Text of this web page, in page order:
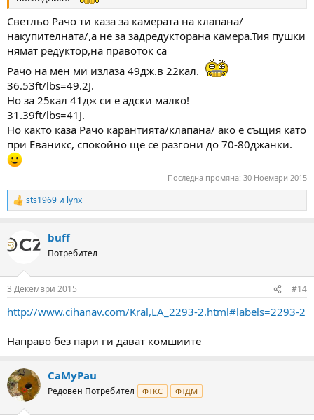
Светльо Рачо ти каза за камерата на клапана/
накупителната/,а не за задредукторана камера.Тия пушки
нямат редуктор,на правоток са
Рачо на мен ми излаза 49дж.в 22кал.
36.53ft/lbs=49.2J.
Но за 25кал 41дж си е адски малко!
31.39ft/lbs=41J.
Но както каза Рачо карантията/клапана/ ако е същия като
при Еваникс, спокойно ще се разгони до 70-80джанки.
Последна промяна: 30 Ноември 2015
R
e
c
t
s
sts1969 и lynx
buff
Потребител
3 Декември 2015 #14
http://www.cihanav.com/Kral,LA_2293-2.html#labels=2293-2
Направо без пари ги дават комшиите
CaMyPau
Редовен Потребител ФТКС ФТДМ